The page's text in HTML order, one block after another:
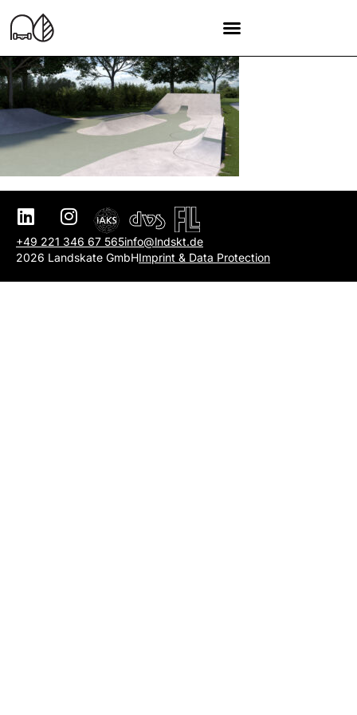
+49 221 346 67 565info@lndskt.de
2026 Landskate GmbHImprint & Data Protection